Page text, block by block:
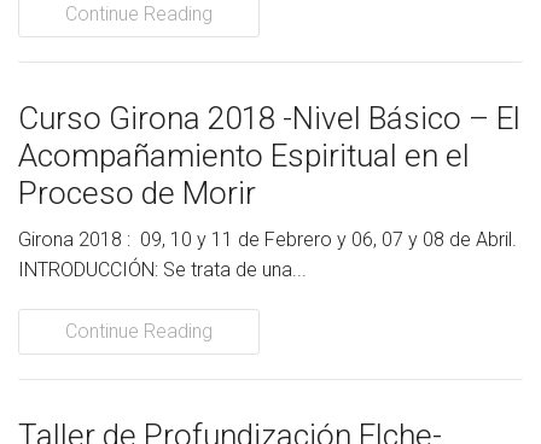
Continue Reading
Curso Girona 2018 -Nivel Básico – El
Acompañamiento Espiritual en el
Proceso de Morir
Girona 2018 : 09, 10 y 11 de Febrero y 06, 07 y 08 de Abril.
INTRODUCCIÓN: Se trata de una...
Continue Reading
Taller de Profundización Elche-